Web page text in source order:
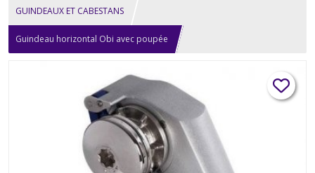
GUINDEAUX ET CABESTANS
Guindeau horizontal Obi avec poupée